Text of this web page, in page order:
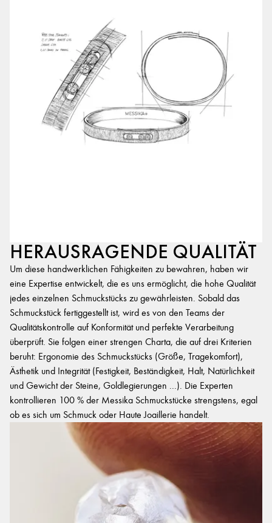
HERAUSRAGENDE QUALITÄT
Um diese handwerklichen Fähigkeiten zu bewahren, haben wir
eine Expertise entwickelt, die es uns ermöglicht, die hohe Qualität
jedes einzelnen Schmuckstücks zu gewährleisten. Sobald das
Schmuckstück fertiggestellt ist, wird es von den Teams der
Qualitätskontrolle auf Konformität und perfekte Verarbeitung
überprüft. Sie folgen einer strengen Charta, die auf drei Kriterien
beruht: Ergonomie des Schmuckstücks (Größe, Tragekomfort),
Ästhetik und Integrität (Festigkeit, Beständigkeit, Halt, Natürlichkeit
und Gewicht der Steine, Goldlegierungen ...). Die Experten
kontrollieren 100 % der Messika Schmuckstücke strengstens, egal
ob es sich um Schmuck oder Haute Joaillerie handelt.